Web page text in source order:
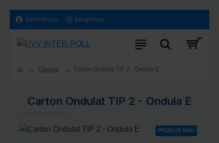
Autentificare Înregistrare
Căutare Carton Ondulat TIP 2 - Ondula E
Carton Ondulat TIP 2 - Ondula E
PRODUS NOU